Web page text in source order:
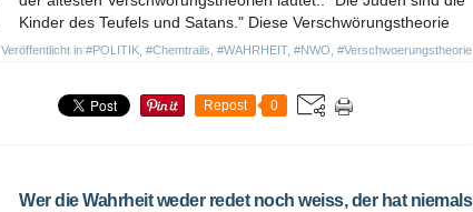
Veröffentlicht in #POLITIK #Chemtrails #WAHRHEIT, #NWO #Verschwoerungstheorie
Kinder des Teufels und Satans." Diese Verschwörungstheorie
Repost 0
Wer die Wahrheit weder redet noch weiss, der hat niemals